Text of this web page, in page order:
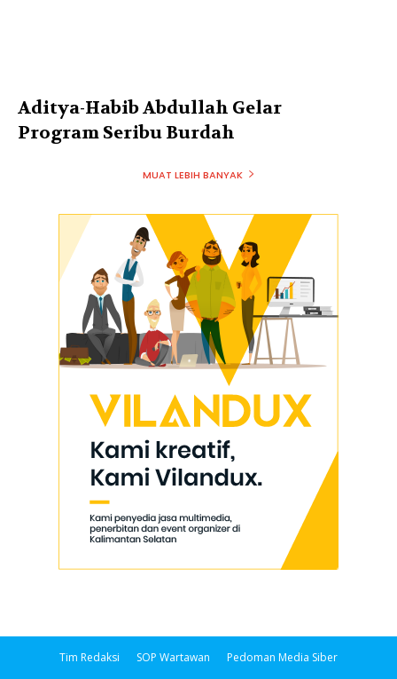
Aditya-Habib Abdullah Gelar
Program Seribu Burdah
MUAT LEBIH BANYAK
Tim Redaksi SOP Wartawan Pedoman Media Siber